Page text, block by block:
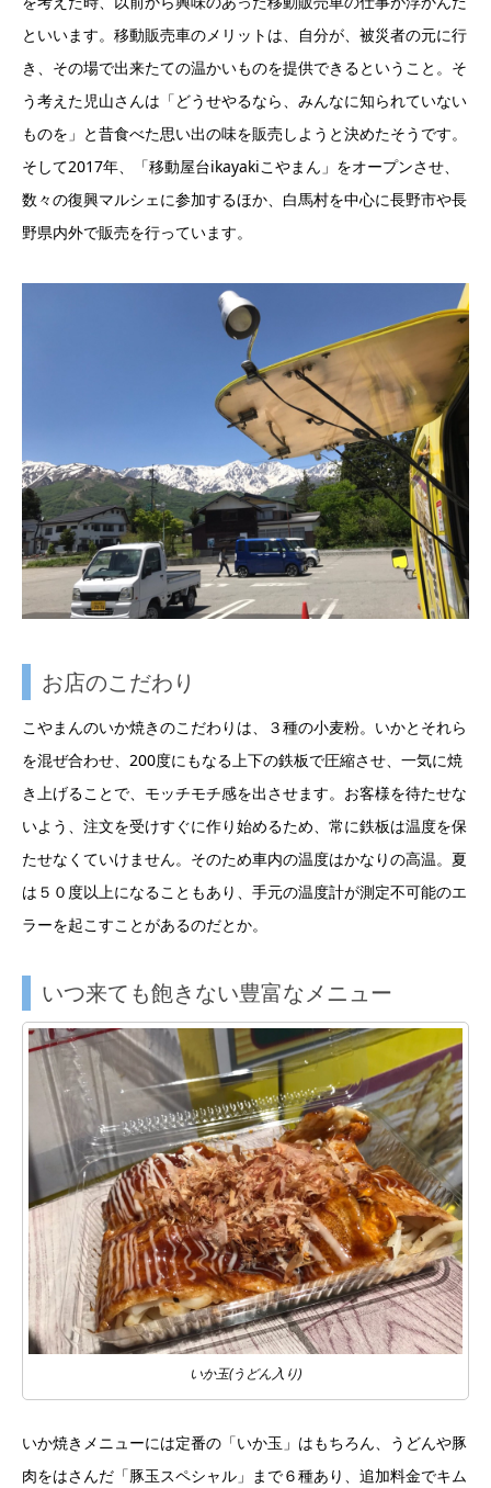
といいます。移動販売車のメリットは、自分が、被災者の元に行
き、その場で出来たての温かいものを提供できるということ。そ
う考えた児山さんは「どうせやるなら、みんなに知られていない
ものを」と昔食べた思い出の味を販売しようと決めたそうです。
そして2017年、「移動屋台ikayakiこやまん」をオープンさせ、
数々の復興マルシェに参加するほか、白馬村を中心に長野市や長
野県内外で販売を行っています。
お店のこだわり
こやまんのいか焼きのこだわりは、３種の小麦粉。いかとそれら
を混ぜ合わせ、200度にもなる上下の鉄板で圧縮させ、一気に焼
き上げることで、モッチモチ感を出させます。お客様を待たせな
いよう、注文を受けすぐに作り始めるため、常に鉄板は温度を保
たせなくていけません。そのため車内の温度はかなりの高温。夏
は５０度以上になることもあり、手元の温度計が測定不可能のエ
ラーを起こすことがあるのだとか。
いつ来ても飽きない豊富なメニュー
いか玉(うどん入り)
いか焼きメニューには定番の「いか玉」はもちろん、うどんや豚
肉をはさんだ「豚玉スペシャル」まで６種あり、追加料金でキム